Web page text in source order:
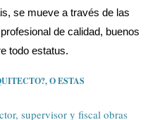
se mueve a través de las
de calidad, buenos
todo estatus.
O ESTAS
supervisor y fiscal obras